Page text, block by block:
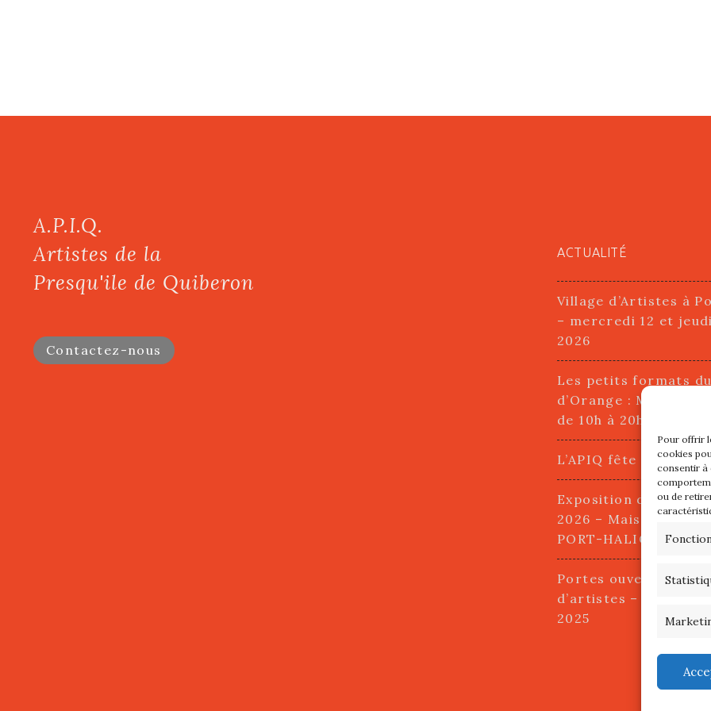
Pour offrir
cookies
consentir à
ou de
A.P.I.Q.
Artistes de la
Presqu'ile de Quiberon
Contactez-nous
ACTUALITÉ
Village d’Artistes à
– mercredi 12 et
2026
Les petits formats
d’Orange : Mercredi
de 10h à 20h
L’APIQ fête ses 10
Exposition du 20
2026 – Maison du
PORT-HALIGUEN –
Portes ouvertes des
d’artistes – 13 et 14
2025